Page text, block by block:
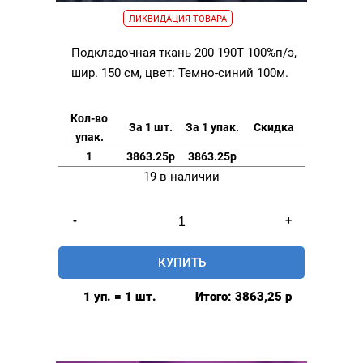
ЛИКВИДАЦИЯ ТОВАРА
Подкладочная ткань 200 190Т 100%п/э,
шир. 150 см, цвет: Темно-синий 100м.
Кол-во
упак.
За 1 шт. За 1 упак. Скидка
1 3863.25р 3863.25р
19 в наличии
-
товара
Подкладочная
ткань
+
КУПИТЬ
1 уп. = 1 шт. Итого: 3863,25 р